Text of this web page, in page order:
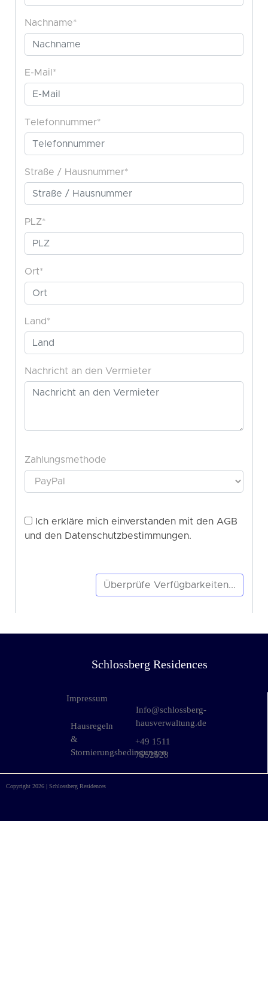
Schlossberg Residences
Impressum
Hausregeln
&
Stornierungsbedingungen
Info@schlossberg-
hausverwaltung.de
+49 1511
7552528
Copyright 2026 | Schlossberg Residences